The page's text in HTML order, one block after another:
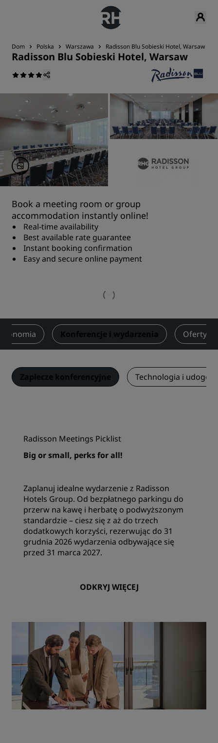
Dom Polska Warszawa Radisson Blu Sobieski Hotel, Warsaw
Radisson Blu Sobieski Hotel, Warsaw
Book a meeting room or group
accommodation instantly online!
Real-time availability
Best available rate guarantee
Instant booking confirmation
Easy and secure online payment
Konferencje i wydarzenia Oferty
Zaplecze konferencyjne Technologia i
Radisson Meetings Picklist
Big or small, perks for all!
Zaplanuj idealne wydarzenie z Radisson
Hotels Group. Od bezpłatnego parkingu do
przerw na kawę i herbatę o podwyższonym
standardzie – ciesz się z aż do trzech
dodatkowych korzyści, rezerwując do 31
grudnia 2026 wydarzenia odbywające się
przed 31 marca 2027.
ODKRYJ WIĘCEJ